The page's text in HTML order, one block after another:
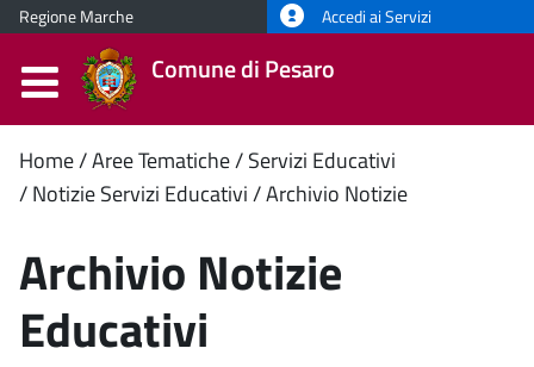
Regione Marche Accedi ai Servizi
Comune di Pesaro
Contenuto
Home Aree Tematiche Servizi Educativi
Notizie Servizi Educativi Archivio Notizie
Archivio Notizie
Educativi